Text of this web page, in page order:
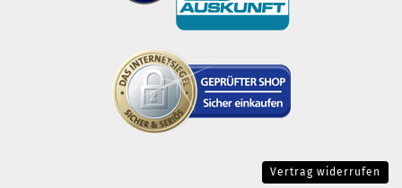
Vertrag widerrufen